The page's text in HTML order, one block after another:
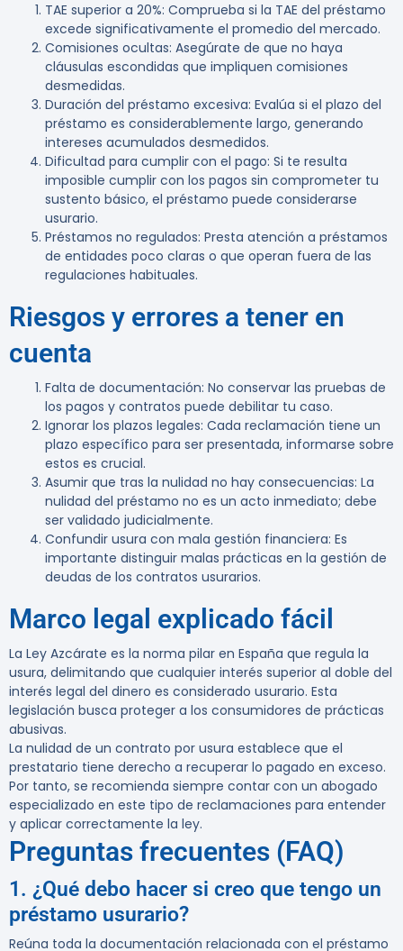
TAE superior a 20%: Comprueba si la TAE del préstamo
excede significativamente el promedio del mercado.
Comisiones ocultas: Asegúrate de que no haya
cláusulas escondidas que impliquen comisiones
desmedidas.
Duración del préstamo excesiva: Evalúa si el plazo del
préstamo es considerablemente largo, generando
intereses acumulados desmedidos.
Dificultad para cumplir con el pago: Si te resulta
imposible cumplir con los pagos sin comprometer tu
sustento básico, el préstamo puede considerarse
usurario.
Préstamos no regulados: Presta atención a préstamos
de entidades poco claras o que operan fuera de las
regulaciones habituales.
Riesgos y errores a tener en
cuenta
Falta de documentación: No conservar las pruebas de
los pagos y contratos puede debilitar tu caso.
Ignorar los plazos legales: Cada reclamación tiene un
plazo específico para ser presentada, informarse sobre
estos es crucial.
Asumir que tras la nulidad no hay consecuencias: La
nulidad del préstamo no es un acto inmediato; debe
ser validado judicialmente.
Confundir usura con mala gestión financiera: Es
importante distinguir malas prácticas en la gestión de
deudas de los contratos usurarios.
Marco legal explicado fácil
La Ley Azcárate es la norma pilar en España que regula la
usura, delimitando que cualquier interés superior al doble del
interés legal del dinero es considerado usurario. Esta
legislación busca proteger a los consumidores de prácticas
abusivas.
La nulidad de un contrato por usura establece que el
prestatario tiene derecho a recuperar lo pagado en exceso.
Por tanto, se recomienda siempre contar con un abogado
especializado en este tipo de reclamaciones para entender
y aplicar correctamente la ley.
Preguntas frecuentes (FAQ)
1. ¿Qué debo hacer si creo que tengo un
préstamo usurario?
Reúna toda la documentación relacionada con el préstamo